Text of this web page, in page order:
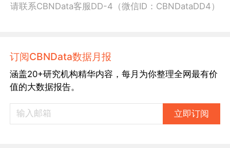
请联系CBNData客服DD-4（微信ID：CBNDataDD4）
订阅CBNData数据月报
涵盖20+研究机构精华内容，每月为你整理全网最有价
值的大数据报告。
立即订阅